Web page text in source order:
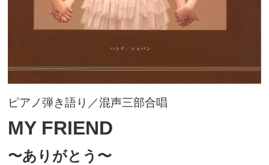
ピアノ弾き語り／混声三部合唱
MY FRIEND
〜ありがとう〜